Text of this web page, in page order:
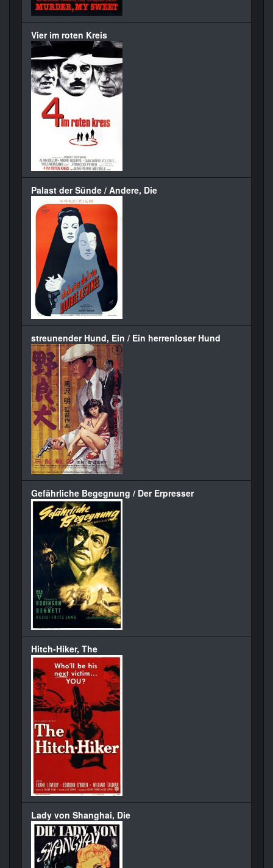
Vier im roten Kreis
Palast der Sünde / Andere, Die
streunender Hund, Ein / Ein herrenloser Hund
Gefährliche Begegnung / Der Erpresser
Hitch-Hiker, The
Lady von Shanghai, Die